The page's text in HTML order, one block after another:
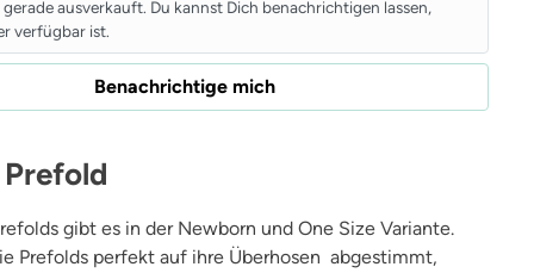
ausverkauft. Du kannst Dich benachrichtigen lassen,
verfügbar ist.
Benachrichtige mich
gibt es in der Newborn und One Size Variante.
Prefolds perfekt auf ihre Überhosen abgestimmt,